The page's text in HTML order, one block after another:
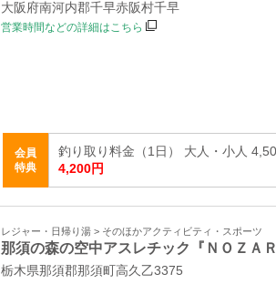
大阪府南河内郡千早赤阪村千早
営業時間などの詳細はこちら
会員
特典
釣り取り料金（1日） 大人・小人
4,200円
レジャー・日帰り湯 > そのほかアクティビティ・スポーツ
那須の森の空中アスレチック『ＮＯＺＡＲ
栃木県那須郡那須町高久乙3375